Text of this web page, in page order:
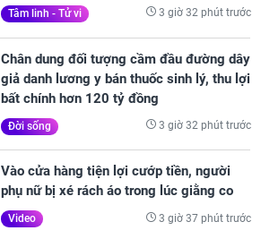
Tâm linh - Tử vi 3 giờ 32 phút trước
Chân dung đối tượng cầm đầu đường dây
giả danh lương y bán thuốc sinh lý, thu lợi
bất chính hơn 120 tỷ đồng
Đời sống 3 giờ 32 phút trước
Vào cửa hàng tiện lợi cướp tiền, người
phụ nữ bị xé rách áo trong lúc giằng co
Video 3 giờ 37 phút trước